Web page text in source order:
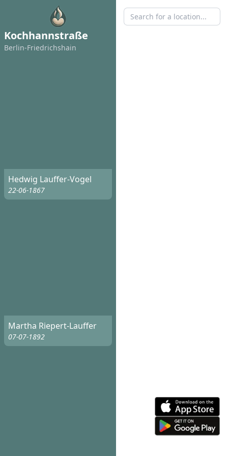
Kochhannstraße
Berlin-Friedrichshain
Hedwig Lauffer-Vogel
22-06-1867
Martha Riepert-Lauffer
07-07-1892